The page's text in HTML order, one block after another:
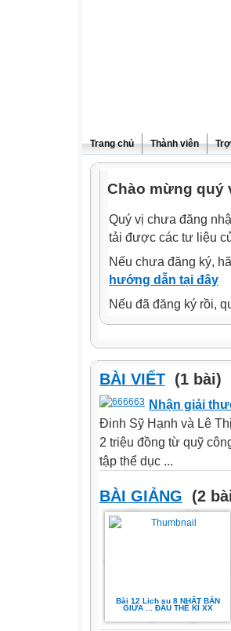
Trang chủ Thành viên
Chào mừng quý
Quý vị chưa đăng
tải được các tư liệu
Nếu chưa đăng ký,
hướng dẫn tại đây
Nếu đã đăng ký rồi,
BÀI VIẾT (1 bài)
Nhận giải
Đinh Sỹ Hạnh và Lê
2 triệu đồng từ quỹ
tập thể dục ...
BÀI GIẢNG (2
Bài 12 Lich su 8 NHẬT BẢN
GIỮA ... ĐẦU THẾ KỈ XX